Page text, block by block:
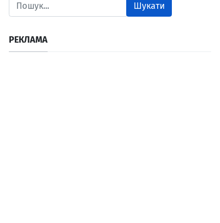
Шукати
РЕКЛАМА